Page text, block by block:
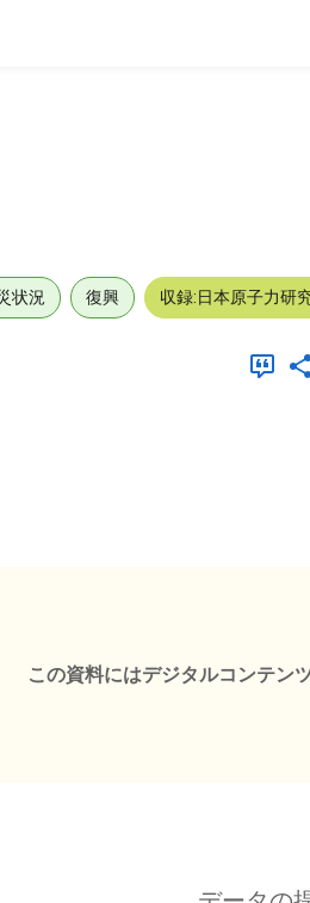
状況 復興 収録:日本原子力研
この資料にはデジタルコンテン